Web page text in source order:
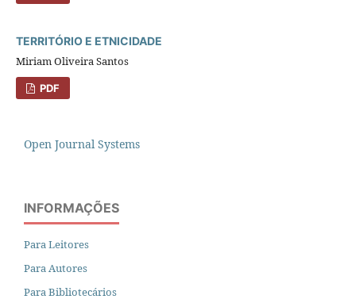
TERRITÓRIO E ETNICIDADE
Miriam Oliveira Santos
PDF
Open Journal Systems
INFORMAÇÕES
Para Leitores
Para Autores
Para Bibliotecários